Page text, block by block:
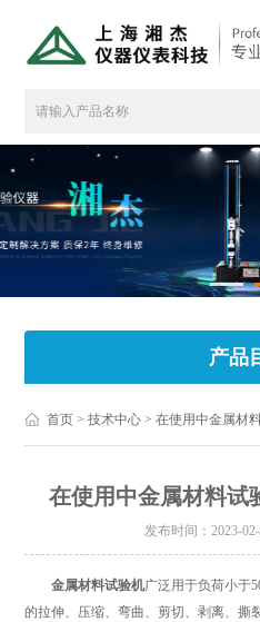
产品
首页 >技术中心 > 在使用中金属材
在使用中金属材料试
发布时间：2023-
金属材料试验机广泛用于负荷小于
的拉伸、压缩、弯曲、剪切、剥离、撕